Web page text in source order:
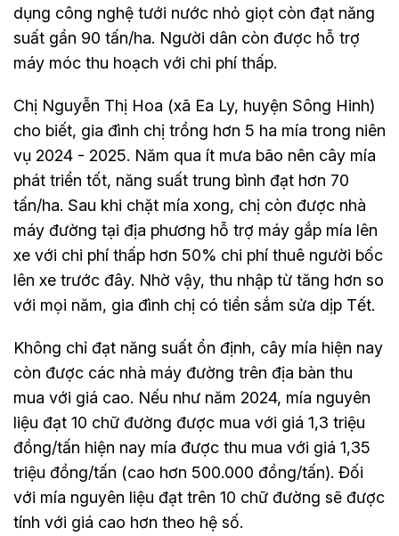
dụng công nghệ tưới nước nhỏ giọt còn đạt năng
suất gần 90 tấn/ha. Người dân còn được hỗ trợ
máy móc thu hoạch với chi phí thấp.
Chị Nguyễn Thị Hoa (xã Ea Ly, huyện Sông Hinh)
cho biết, gia đình chị trồng hơn 5 ha mía trong niên
vụ 2024 - 2025. Năm qua ít mưa bão nên cây mía
phát triển tốt, năng suất trung bình đạt hơn 70
tấn/ha. Sau khi chặt mía xong, chị còn được nhà
máy đường tại địa phương hỗ trợ máy gắp mía lên
xe với chi phí thấp hơn 50% chi phí thuê người bốc
lên xe trước đây. Nhờ vậy, thu nhập từ tăng hơn so
với mọi năm, gia đình chị có tiền sắm sửa dịp Tết.
Không chỉ đạt năng suất ổn định, cây mía hiện nay
còn được các nhà máy đường trên địa bàn thu
mua với giá cao. Nếu như năm 2024, mía nguyên
liệu đạt 10 chữ đường được mua với giá 1,3 triệu
đồng/tấn hiện nay mía được thu mua với giá 1,35
triệu đồng/tấn (cao hơn 500.000 đồng/tấn). Đối
với mía nguyên liệu đạt trên 10 chữ đường sẽ được
tính với giá cao hơn theo hệ số.